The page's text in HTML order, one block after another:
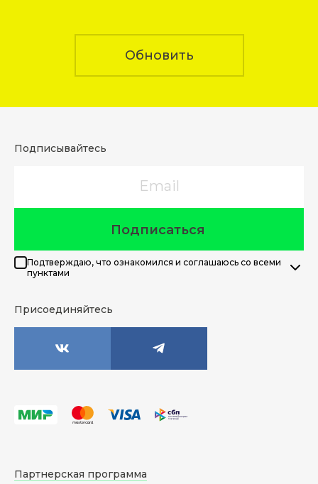
Обновить
Подписывайтесь
Подписаться
Подтверждаю, что ознакомился и соглашаюсь со всеми
пунктами
Присоединяйтесь
Партнерская программа